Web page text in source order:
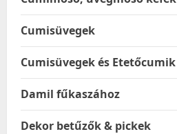
Cumisüvegek
Cumisüvegek és Etetőcumik
Damil fűkaszához
Dekor betűzők & pickek